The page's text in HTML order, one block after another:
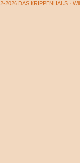
2026 DAS KRIPPENHAUS ·